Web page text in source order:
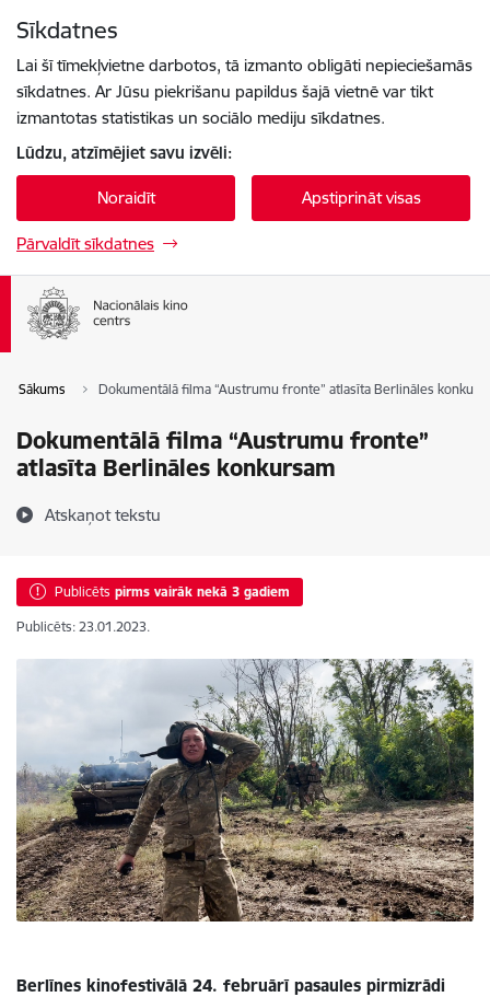
Sīkdatnes
Lai šī tīmekļvietne darbotos, tā izmanto obligāti nepieciešamās
sīkdatnes. Ar Jūsu piekrišanu papildus šajā vietnē var tikt
izmantotas statistikas un sociālo mediju sīkdatnes.
Lūdzu, atzīmējiet savu izvēli:
Noraidīt Apstiprināt visas
Pārvaldīt sīkdatnes
Sākums Dokumentālā filma “Austrumu fronte” atlasīta Berlināles
Dokumentālā filma “Austrumu fronte”
atlasīta Berlināles konkursam
Atskaņot tekstu
Publicēts pirms vairāk nekā 3 gadiem
Publicēts: 23.01.2023.
Berlīnes kinofestivālā 24. februārī pasaules pirmizrādi